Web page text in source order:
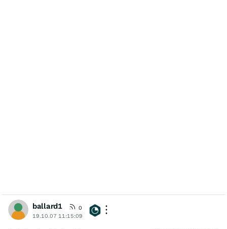
ballard1
0
19.10.07 11:15:09